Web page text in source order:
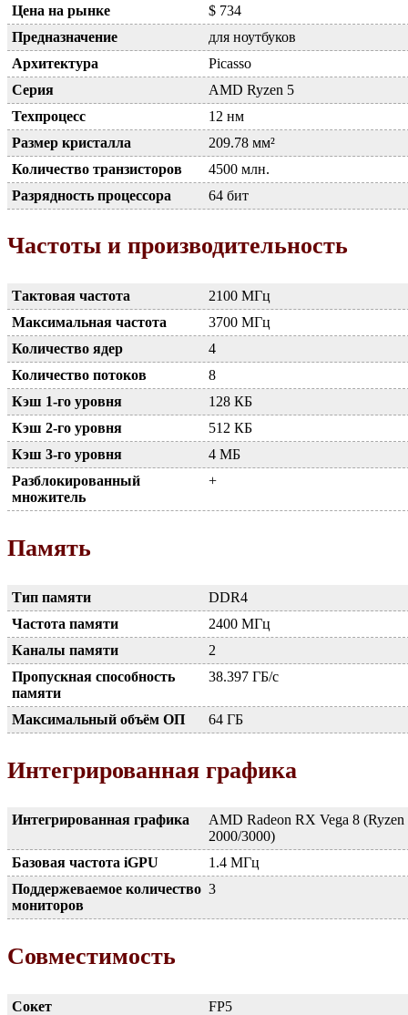
Цена на рынке
$ 734
Предназначение
для ноутбуков
Архитектура
Picasso
Серия
AMD Ryzen 5
Техпроцесс
12 нм
Размер кристалла
209.78 мм²
Количество транзисторов
4500 млн.
Разрядность процессора
64 бит
Частоты и производительность
Тактовая частота
2100 МГц
Максимальная частота
3700 МГц
Количество ядер
4
Количество потоков
8
Кэш 1-го уровня
128 КБ
Кэш 2-го уровня
512 КБ
Кэш 3-го уровня
4 МБ
Разблокированный
множитель
+
Память
Тип памяти
DDR4
Частота памяти
2400 МГц
Каналы памяти
2
Пропускная способность
памяти
38.397 ГБ/с
Максимальный объём ОП 64 ГБ
Интегрированная графика
Интегрированная графика
AMD Radeon RX Vega 8 (Ryzen
2000/3000)
Базовая частота iGPU
1.4 МГц
Поддержеваемое количество
мониторов
3
Совместимость
Сокет
FP5